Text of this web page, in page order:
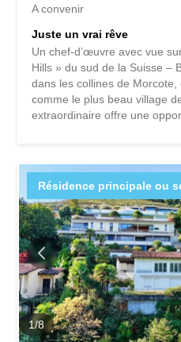
A convenir
Juste un vrai rêve
Un chef-d’œuvre avec vue
Hills » du sud de la Suisse –
dans les collines de
comme le plus beau village
extraordinaire offre une
avec une vue panoramique
de Lugano, entouré de paix,
sophistication. Cette
dans le quartier le plus
appelé le Beverly Hills du
fois intimité et prestige.
espaces lumineux et
Des fenêtres du sol au
comme un tableau vivant
pour des matins sereins ou
places de parking privées
Résidence principale ou
1/8